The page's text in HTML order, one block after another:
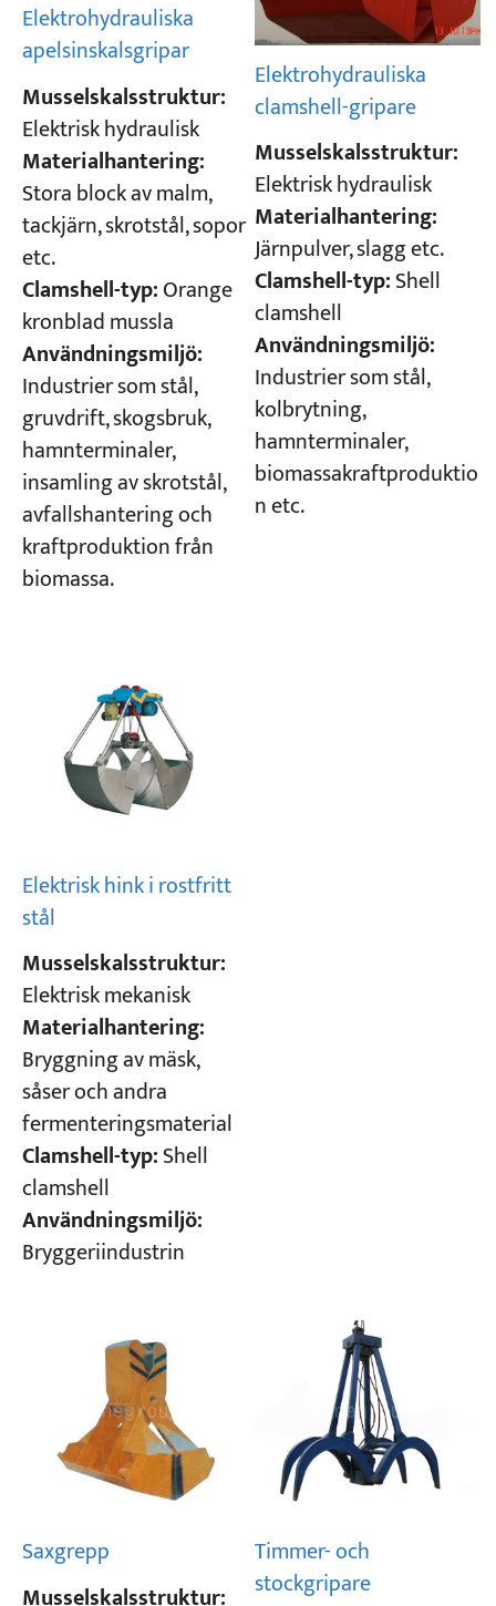
Elektrohydrauliska
apelsinskalsgripar
Musselskalsstruktur:
Elektrisk hydraulisk
Materialhantering:
Stora block av malm,
tackjärn, skrotstål, sopor
etc.
Clamshell-typ:Orange
kronblad mussla
Användningsmiljö:
Industrier som stål,
gruvdrift, skogsbruk,
hamnterminaler,
insamling av skrotstål,
avfallshantering och
kraftproduktion från
biomassa.
Elektrohydrauliska
clamshell-gripare
Musselskalsstruktur:
Elektrisk hydraulisk
Materialhantering:
Järnpulver, slagg etc.
Clamshell-typ:Shell
clamshell
Användningsmiljö:
Industrier som stål,
kolbrytning,
hamnterminaler,
biomassakraftproduktio
n etc.
Elektrisk hink i rostfritt
stål
Musselskalsstruktur:
Elektrisk mekanisk
Materialhantering:
Bryggning av mäsk,
såser och andra
fermenteringsmaterial
Clamshell-typ:Shell
clamshell
Användningsmiljö:
Bryggeriindustrin
Saxgrepp
Musselskalsstruktur:
Timmer- och
stockgripare